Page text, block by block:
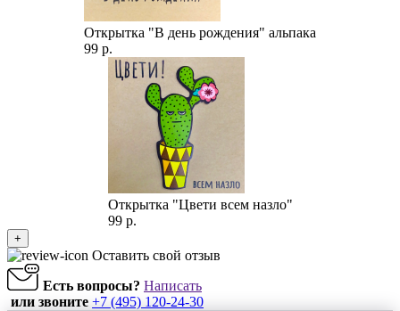
Открытка "В день рождения" альпака
99 р.
Открытка "Цвети всем назло"
99 р.
+
Оставить свой отзыв
Есть вопросы? Написать
или звоните +7 (495) 120-24-30